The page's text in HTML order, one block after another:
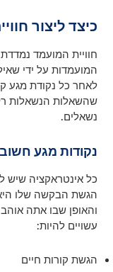
כיצד ליצור
חוויית המועמד
המועמדות על ידי
לאחר כל נקודת מגע
שהשאלות הנשאלות
נשאלים.
נקודות מגע
כל אינטראקציה
הגשת הבקשה שלו
והאופן שבו אתה
עשויים להיות:
הגשת קורות חיים